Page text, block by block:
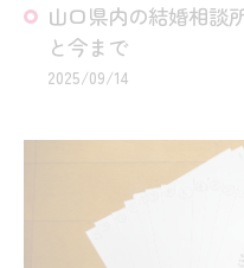
山口県内の結婚相談
と今まで
2025/09/14